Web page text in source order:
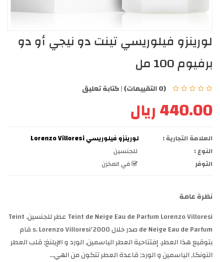
لورينزو فيلوريسي تينت دو نيجي أو دو
برفيوم 100 مل
(0 التقييمات) |كتابة تعليق
440.00 ريال
العلامة التجارية :
لورينزو فيلوريسي Lorenzo Villoresi
النوع :
للجنسين
التوفر
في المخزن
نظرة عامة
Teint de Neige Eau de Parfum Lorenzo Villoresi عطر للجنسين. Teint
de Neige Eau de Parfum صدر خلال 2000's. Lorenzo Villoresi قام
بتوقيع هذا العطر. إفتتاحية العطر الياسمين, الورد و الإيلنغ; قلب العطر
التونكا, الياسمين و الورد; قاعدة العطر تتكون من الهي...